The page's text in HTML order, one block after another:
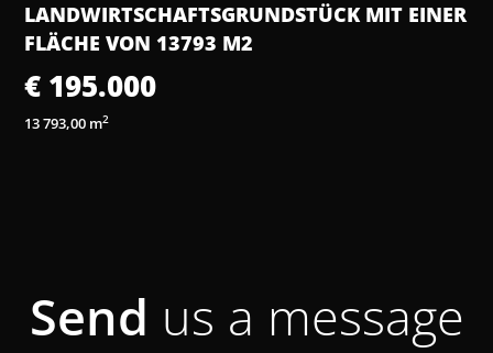
CENTAR
€ 229.000
140,00 m2
Send us a message